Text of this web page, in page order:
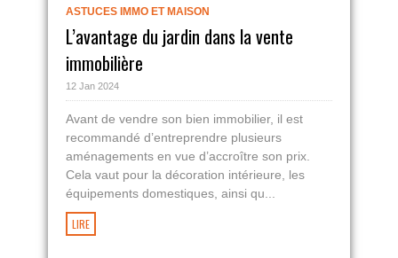
ASTUCES IMMO ET MAISON
L’avantage du jardin dans la vente
immobilière
12 Jan 2024
Avant de vendre son bien immobilier, il est
recommandé d’entreprendre plusieurs
aménagements en vue d’accroître son prix.
Cela vaut pour la décoration intérieure, les
équipements domestiques, ainsi qu...
LIRE